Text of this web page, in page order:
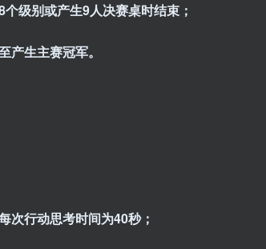
个级别或产生9人决赛桌时结束 ；
产生主赛冠军。
次行动思考时间为40秒；